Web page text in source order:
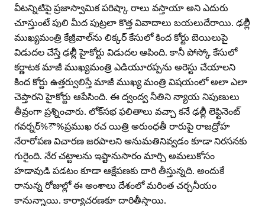
వీటన్నిటిపై ప్రజాస్వామిక పరిష్కా రాలు వస్తాయా అని ఎదురు
చూస్తుంటే పులి మీద పుట్రలా కొత్త వివాదాలు బయలుదేరాయి. ఢల్లీి
ముఖ్యమంత్రి కేజ్రీవాల్‌ను లిక్కర్‌ కేసులో కింద కోర్టు బెయిలుపై
విడుదల చేస్తే ఢల్లీి హైకోర్టు విడుదల ఆపింది. కానీ పోస్కో కేసులో
కర్ణాటక మాజీ ముఖ్యమంత్రి ఎడియూరప్పను అరెస్టు చేయాలని
కింద కోర్టు ఉత్తర్వులిస్తే మాజీ ముఖ్య మంత్రి విషయంలో అలా ఎలా
చెప్తారని హైకోర్టు ఆపేసింది. ఈ ద్వంద్వ నీతిని న్యాయ నిపుణులు
తీవ్రంగా ప్రశ్నించారు. లోక్‌సభ ఫలితాలు వచ్చా కనే ఢల్లీి లెఫ్టినెంట్‌
గవర్నర్‌%ౌ%ప్రముఖ రచ యిత్రి అరుంధతీ రారుపై రాజద్రోహ
నేరారోపణ విచారణ జరపాలని అనుమతినివ్వడం కూడా నిరసనకు
గురైంది. నేర చట్టాలను ఇష్టానుసారం మార్చి అమలుకోసం
హడావుడి పడటం కూడా ఆక్షేపణకు దారి తీస్తున్నది. అందుకే
రానున్న రోజుల్లో ఈ అంశాలు దేశంలో మరింత చర్చనీయం
కానున్నాయి. కార్యాచరణకూ దారితీస్తాయి.